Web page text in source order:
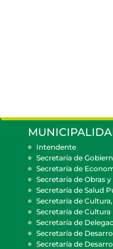
Intendente
Secretaría de
Secretaría de
Secretaría de Obras
Secretaría de Salud
Secretaría de
Secretaría de Cultura
Secretaría de
Secretaría de
Secretaría de